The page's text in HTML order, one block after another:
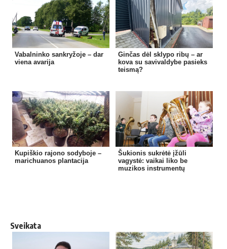
Vabalninko sankryžoje – dar
viena avarija
Ginčas dėl sklypo ribų – ar
kova su savivaldybe pasieks
teismą?
Kupiškio rajono sodyboje –
marichuanos plantacija
Šukionis sukrėtė įžūli
vagystė: vaikai liko be
muzikos instrumentų
Sveikata